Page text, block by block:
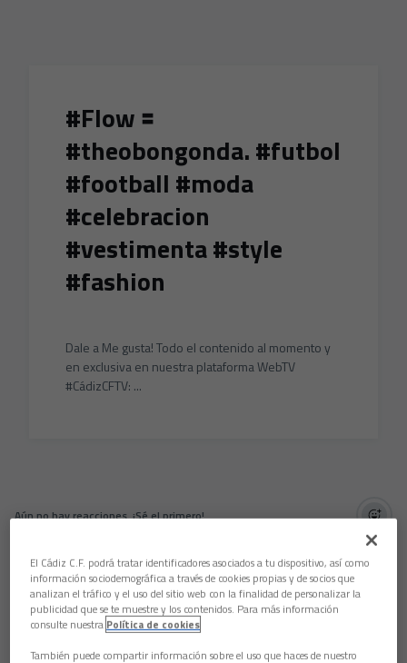
#Flow 🟰
#theobongonda. #futbol
#football #moda
#celebracion
#vestimenta #style
#fashion
Dale a Me gusta! Todo el contenido al momento y
en exclusiva en nuestra plataforma WebTV
#CádizCFTV: ...
Aún no hay reacciones. ¡Sé el primero!
El Cádiz C.F. podrá tratar identificadores asociados a tu dispositivo, así como
información sociodemográfica a través de cookies propias y de socios que
analizan el tráfico y el uso del sitio web con la finalidad de personalizar la
publicidad que se te muestre y los contenidos. Para más información
consulte nuestra Política de cookies
También puede compartir información sobre el uso que haces de nuestro